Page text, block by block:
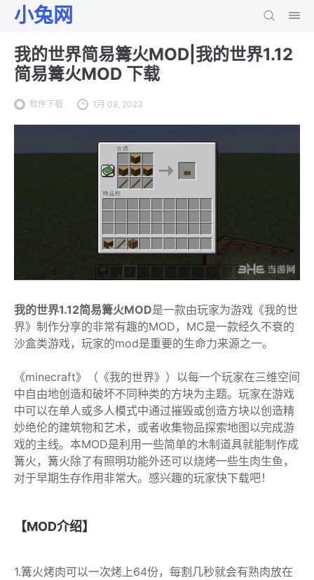
小兔网
我的世界简易篝火MOD|我的世界1.12
简易篝火MOD 下载
软件下载 1月 09, 2023
我的世界1.12简易篝火MOD是一款由玩家为游戏《我的世
界》制作分享的非常有趣的MOD，MC是一款经久不衰的
沙盒类游戏，玩家的mod是重要的生命力来源之一。
《minecraft》（《我的世界》）以每一个玩家在三维空间
中自由地创造和破坏不同种类的方块为主题。玩家在游戏
中可以在单人或多人模式中通过摧毁或创造方块以创造精
妙绝伦的建筑物和艺术，或者收集物品探索地图以完成游
戏的主线。本MOD是利用一些简单的木制道具就能制作成
篝火，篝火除了有照明功能外还可以烧烤一些生肉生鱼，
对于早期生存作用非常大。感兴趣的玩家快下载吧！
【MOD介绍】
1.篝火烤肉可以一次烤上64份，每割几秒就会有熟肉放在